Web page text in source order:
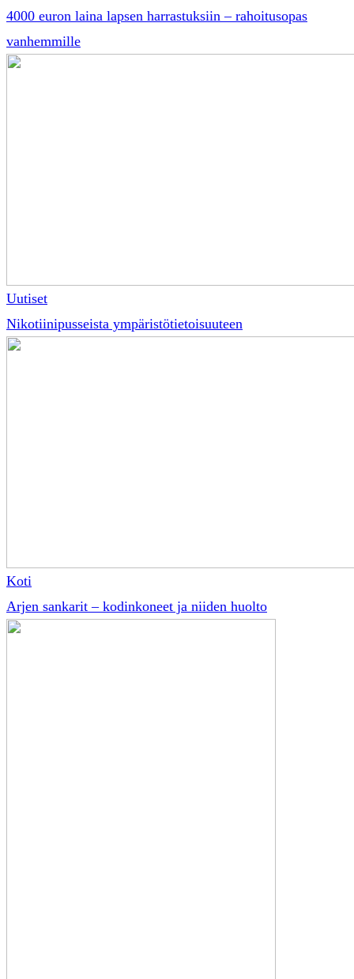
4000 euron laina lapsen harrastuksiin – rahoitusopas
vanhemmille
Uutiset
Nikotiinipusseista ympäristötietoisuuteen
Koti
Arjen sankarit – kodinkoneet ja niiden huolto